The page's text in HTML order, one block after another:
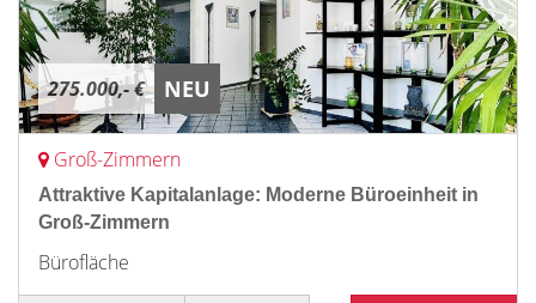
275.000,- € NEU
Groß-Zimmern
Attraktive Kapitalanlage: Moderne Büroeinheit in
Groß-Zimmern
Bürofläche